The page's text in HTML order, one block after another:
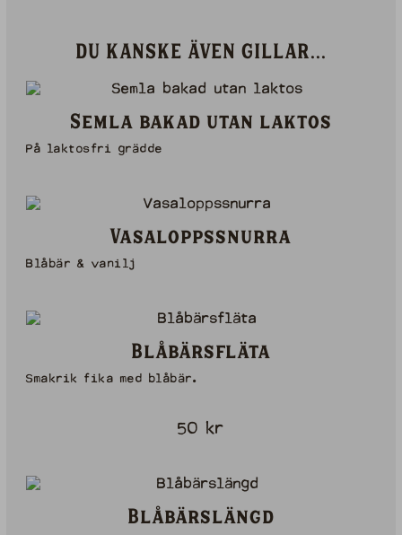
DU KANSKE ÄVEN GILLAR...
Semla bakad utan laktos
På laktosfri grädde
Vasaloppssnurra
Blåbär & vanilj
Blåbärsfläta
Smakrik fika med blåbär.
50 kr
Blåbärslängd